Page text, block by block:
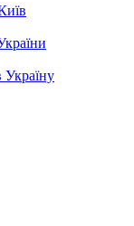
Україну